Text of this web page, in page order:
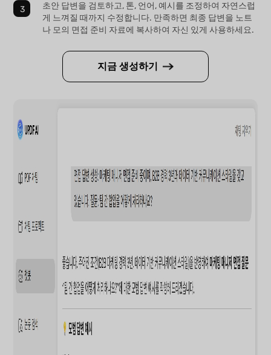
초안 답변을 검토하고, 톤, 언어, 예시를 조정하여 자연스럽
게 느껴질 때까지 수정합니다. 만족하면 최종 답변을 노트
나 모의 면접 준비 자료에 복사하여 자신 있게 사용하세요.
지금 생성하기